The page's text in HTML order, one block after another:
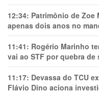
12:34: Patrimônio de Zoe
apenas dois anos no
11:41: Rogério Marinho
vai ao STF por quebra
11:17: Devassa do TCU
Flávio Dino aciona